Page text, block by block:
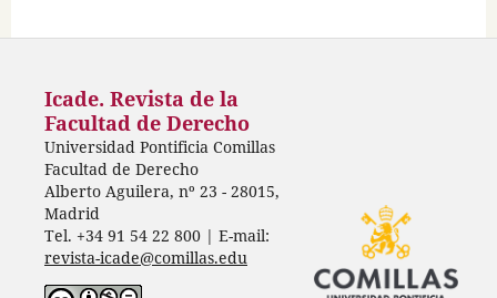
Icade. Revista de la
Facultad de Derecho
Universidad Pontificia Comillas
Facultad de Derecho
Alberto Aguilera, nº 23 - 28015,
Madrid
Tel. +34 91 54 22 800 | E-mail:
revista-icade@comillas.edu